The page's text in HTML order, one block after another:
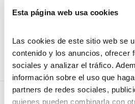
Esta página web usa cookies
Las cookies de este sitio web se
contenido y los anuncios, ofrecer
sociales y analizar el tráfico.
información sobre el uso que
partners de redes sociales,
quienes pueden combinarla con
La nueva Canon EOS 5D